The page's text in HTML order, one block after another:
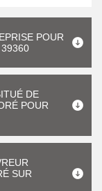
POUR
39360
DE
POUR
SUR